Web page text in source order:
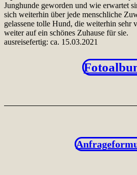
Junghunde geworden und wie erwartet
sich weiterhin über jede menschliche
gelassene tolle Hund, die weiterhin sehr
weiter auf ein schönes Zuhause für sie.
ausreisefertig: ca. 15.03.2021